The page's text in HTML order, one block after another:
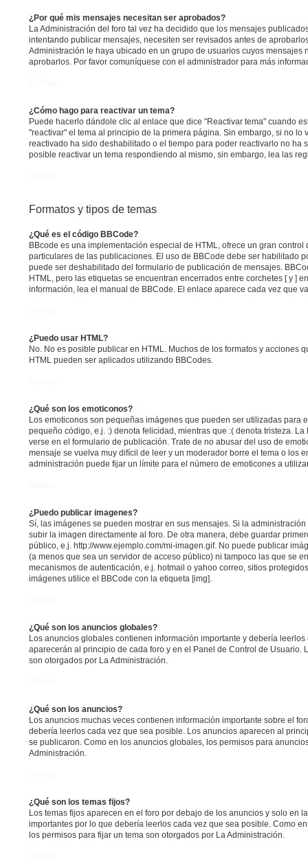
¿Por qué mis mensajes necesitan ser aprobados?
La Administración del foro tal vez ha decidido que los mensajes
intentando publicar mensajes, necesiten ser revisados antes de
Administración le haya ubicado en un grupo de usuarios cuyos mensajes
aprobarlos. Por favor comuníquese con el administrador para más
¿Cómo hago para reactivar un tema?
Puede hacerlo dándole clic al enlace que dice "Reactivar tema" cuando
"reactivar" el tema al principio de la primera página. Sin embargo, si no lo
reactivado ha sido deshabilitado o el tiempo para poder reactivarlo no ha
posible reactivar un tema respondiendo al mismo, sin embargo, lea las
Formatos y tipos de temas
¿Qué es el código BBCode?
BBcode es una implementación especial de HTML, ofrece un gran control
particulares de las publicaciones. El uso de BBCode debe ser habilitado
puede ser deshabilitado del formulario de publicación de mensajes.
HTML, pero las etiquetas se encuentran encerrados entre corchetes [ y ]
información, lea el manual de BBCode. El enlace aparece cada vez que
¿Puedo usar HTML?
No. No es posible publicar en HTML. Muchos de los formatos y acciones
HTML pueden ser aplicados utilizando BBCodes.
¿Qué son los emoticonos?
Los emoticonos son pequeñas imágenes que pueden ser utilizadas para
pequeño código, e.j. :) denota felicidad, mientras que :( denota tristeza.
verse en el formulario de publicación. Trate de no abusar del uso de
mensaje se vuelva muy difícil de leer y un moderador borre el tema o los
administración puede fijar un límite para el número de emoticones a
¿Puedo publicar imagenes?
Sí, las imágenes se pueden mostrar en sus mensajes. Si la
subir la imagen directamente al foro. De otra manera, debe guardar
público, e.j. http://www.ejemplo.com/mi-imagen.gif. No puede publicar
(a menos que sea un servidor de acceso público) ni tampoco las que se
mecanismos de autenticación, e.j. hotmail o yahoo correo, sitios
imágenes utilice el BBCode con la etiqueta [img].
¿Qué son los anuncios globales?
Los anuncios globales contienen información importante y debería
aparecerán al principio de cada foro y en el Panel de Control de Usuario.
son otorgados por La Administración.
¿Qué son los anuncios?
Los anuncios muchas veces contienen información importante sobre el
debería leerlos cada vez que sea posible. Los anuncios aparecen al
se publicaron. Como en los anuncios globales, los permisos para
Administración.
¿Qué son los temas fijos?
Los temas fijos aparecen en el foro por debajo de los anuncios y solo en
importantes por lo que debería leerlos cada vez que sea posible. Como
los permisos para fijar un tema son otorgados por La Administración.